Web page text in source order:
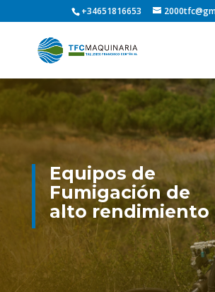
+34651816653
Equipos de
Fumigación de
alto rendimiento